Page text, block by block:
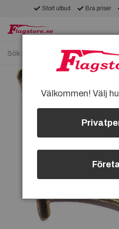
Stort utbud Bra priser
Välkommen! Välj